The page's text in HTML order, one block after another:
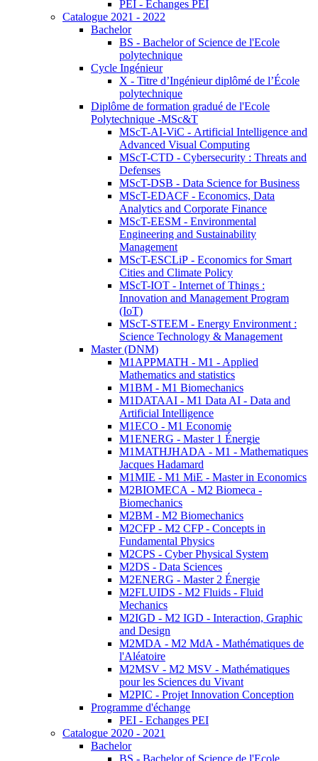
PEI - Echanges PEI
Catalogue 2021 - 2022
Bachelor
BS - Bachelor of Science de l'Ecole
polytechnique
Cycle Ingénieur
X - Titre d’Ingénieur diplômé de l’École
polytechnique
Diplôme de formation gradué de l'Ecole
Polytechnique -MSc&T
MScT-AI-ViC - Artificial Intelligence and
Advanced Visual Computing
MScT-CTD - Cybersecurity : Threats and
Defenses
MScT-DSB - Data Science for Business
MScT-EDACF - Economics, Data
Analytics and Corporate Finance
MScT-EESM - Environmental
Engineering and Sustainability
Management
MScT-ESCLiP - Economics for Smart
Cities and Climate Policy
MScT-IOT - Internet of Things :
Innovation and Management Program
(IoT)
MScT-STEEM - Energy Environment :
Science Technology & Management
Master (DNM)
M1APPMATH - M1 - Applied
Mathematics and statistics
M1BM - M1 Biomechanics
M1DATAAI - M1 Data AI - Data and
Artificial Intelligence
M1ECO - M1 Economie
M1ENERG - Master 1 Énergie
M1MATHJHADA - M1 - Mathematiques
Jacques Hadamard
M1MIE - M1 MiE - Master in Economics
M2BIOMECA - M2 Biomeca -
Biomechanics
M2BM - M2 Biomechanics
M2CFP - M2 CFP - Concepts in
Fundamental Physics
M2CPS - Cyber Physical System
M2DS - Data Sciences
M2ENERG - Master 2 Énergie
M2FLUIDS - M2 Fluids - Fluid
Mechanics
M2IGD - M2 IGD - Interaction, Graphic
and Design
M2MDA - M2 MdA - Mathématiques de
l'Aléatoire
M2MSV - M2 MSV - Mathématiques
pour les Sciences du Vivant
M2PIC - Projet Innovation Conception
Programme d'échange
PEI - Echanges PEI
Catalogue 2020 - 2021
Bachelor
BS - Bachelor of Science de l'Ecole